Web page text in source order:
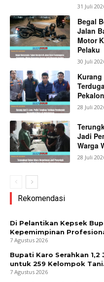
31 Juli
Begal
Jalan
Motor
Pelaku
30 Juli
Kurang
28 Juli
Jadi
Warga
28 Juli
Rekomendasi
Di Pelantikan Kepsek
Kepemimpinan
7 Agustus 2026
Bupati Karo Serahkan
untuk 259 Kelompok Tani.
7 Agustus 2026